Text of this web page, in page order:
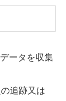
ータを収集
追跡又は